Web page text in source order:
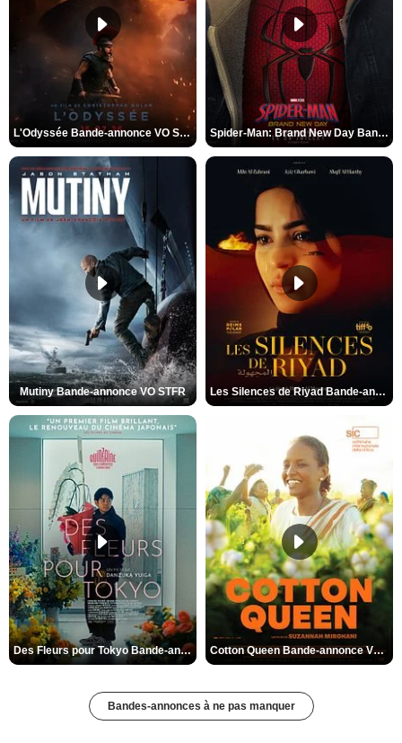
L'Odyssée Bande-annonce VO STFR Spider-Man: Brand New Day Bande-annonce VO STFR
Mutiny Bande-annonce VO STFR Les Silences de Riyad Bande-annonce VO STFR
Des Fleurs pour Tokyo Bande-annonce VO STFR Cotton Queen Bande-annonce VO STFR
Bandes-annonces à ne pas manquer